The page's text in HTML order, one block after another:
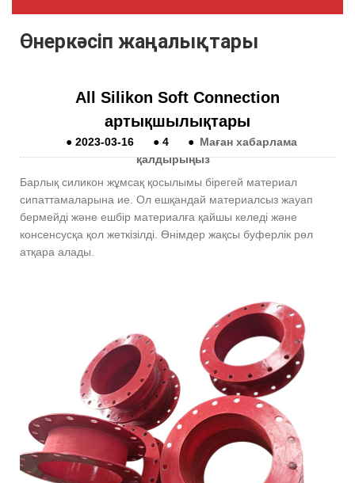
Өнеркәсіп жаңалықтары
All Silikon Soft Connection
артықшылықтары
● 2023-03-16 ● 4 ● Маған хабарлама
қалдырыңыз
Барлық силикон жұмсақ қосылымы бірегей материал
сипаттамаларына ие. Ол ешқандай материалсыз жауап
бермейді және ешбір материалға қайшы келеді және
консенсусқа қол жеткізілді. Өнімдер жақсы буферлік рөл
атқара алады.